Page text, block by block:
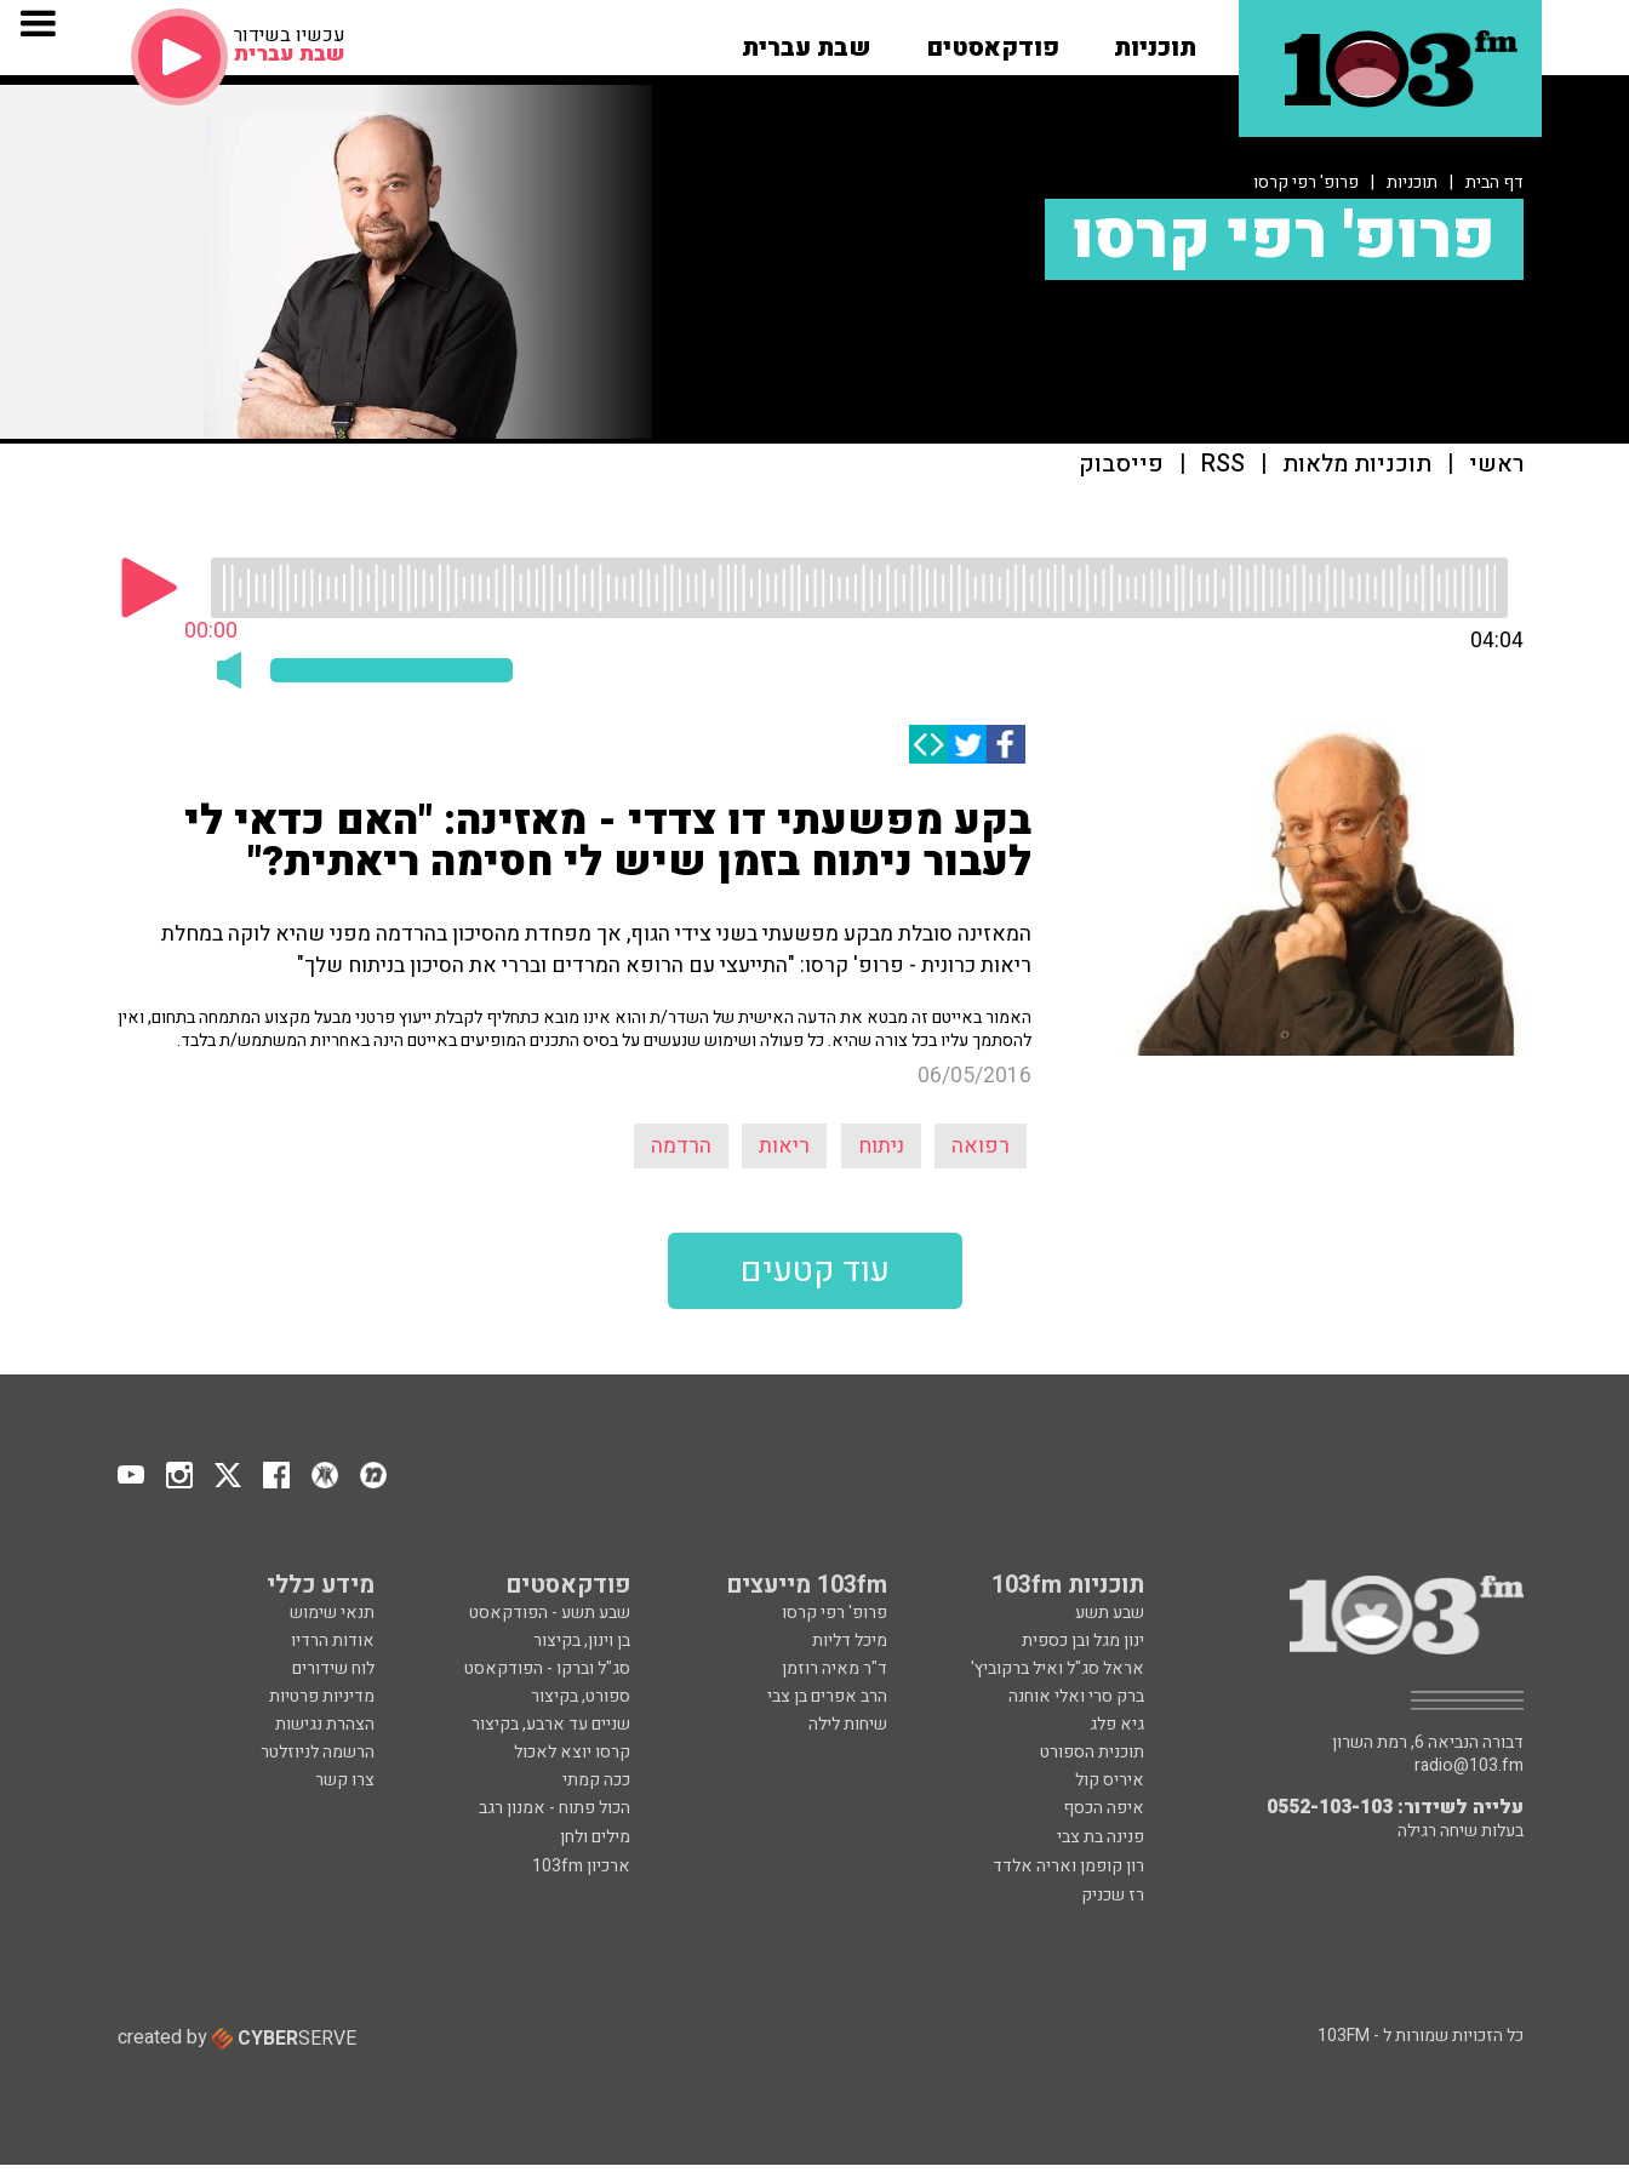
תוכניות פודקאסטים שבת עברית עכשיו בשידור
שבת עברית
דף הבית | תוכניות | פרופ' רפי קרסו
פרופ' רפי קרסו
ראשי | תוכניות מלאות |
RSS
| פייסבוק
00:00 04:04
בקע מפשעתי דו צדדי - מאזינה: "האם כדאי לי
לעבור ניתוח בזמן שיש לי חסימה ריאתית?"
המאזינה סובלת מבקע מפשעתי בשני צידי הגוף, אך מפחדת מהסיכון בהרדמה מפני שהיא לוקה במחלת
ריאות כרונית - פרופ' קרסו: "התייעצי עם הרופא המרדים ובררי את הסיכון בניתוח שלך"
האמור באייטם זה מבטא את הדעה האישית של השדר/ת והוא אינו מובא כתחליף לקבלת ייעוץ פרטני מבעל מקצוע המתמחה בתחום, ואין
להסתמך עליו בכל צורה שהיא. כל פעולה ושימוש שנעשים על בסיס התכנים המופיעים באייטם הינה באחריות המשתמש/ת בלבד.
06/05/2016
רפואה ניתוח ריאות הרדמה
עוד קטעים
תוכניות 103fm 103fm מייעצים פודקאסטים מידע כללי
שבע תשע פרופ' רפי קרסו שבע תשע - הפודקאסט
תנאי שימוש
ינון מגל ובן כספית
מיכל דליות בן וינון, בקיצור
אודות הרדיו
אראל סג"ל ואיל ברקוביץ'
ד"ר מאיה רוזמן סג"ל וברקו - הפודקאסט
לוח שידורים
ברק סרי ואלי אוחנה
הרב אפרים בן צבי ספורט, בקיצור
מדיניות פרטיות
גיא פלג
שיחות לילה שניים עד ארבע, בקיצור
הצהרת נגישות
תוכנית הספורט
קרסו יוצא לאכול
הרשמה לניוזלטר
איריס קול
ככה קמתי
צרו קשר
איפה הכסף
הכול פתוח - אמנון רגב
פנינה בת צבי
מילים ולחן
רון קופמן ואריה אלדד
ארכיון 103fm
רז שכניק
דבורה הנביאה 6, רמת השרון
radio@103.fm
עלייה לשידור: 0552-103-103
בעלות שיחה רגילה
כל הזכויות שמורות ל - 103FM created by CYBERSERVE